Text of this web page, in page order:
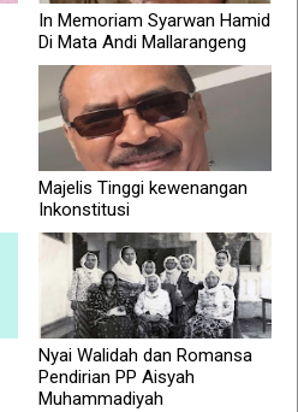
In Memoriam Syarwan Hamid
Di Mata Andi Mallarangeng
Majelis Tinggi kewenangan
Inkonstitusi
Nyai Walidah dan Romansa
Pendirian PP Aisyah
Muhammadiyah